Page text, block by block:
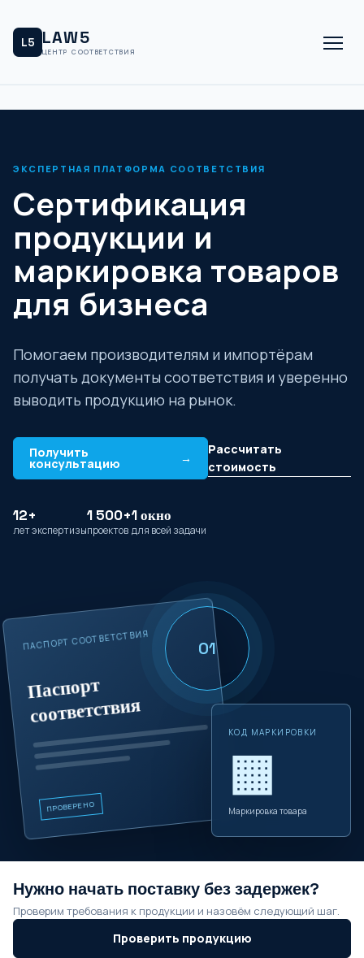
L5 LAW5
ЦЕНТР СООТВЕТСТВИЯ
ЭКСПЕРТНАЯ ПЛАТФОРМА СООТВЕТСТВИЯ
Сертификация
продукции и
маркировка товаров
для бизнеса
Помогаем производителям и импортёрам
получать документы соответствия и уверенно
выводить продукцию на рынок.
Получить
консультацию →
Рассчитать
стоимость
12+
лет экспертизы
1 500+
проектов
1 окно
для всей задачи
ПАСПОРТ СООТВЕТСТВИЯ
Паспорт
соответствия
ПРОВЕРЕНО
КОД МАРКИРОВКИ
▦
Маркировка товара
01
Нужно начать поставку без задержек?
Проверим требования к продукции и назовём следующий шаг.
Проверить продукцию